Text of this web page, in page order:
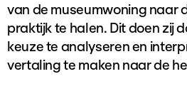
van de museumwoning naar
praktijk te halen. Dit doen zij
keuze te analyseren en
vertaling te maken naar de